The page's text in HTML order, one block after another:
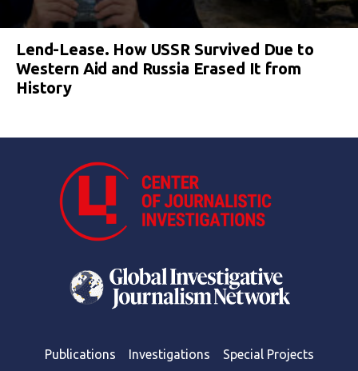
Lend-Lease. How USSR Survived Due to
Western Aid and Russia Erased It from
History
Publications Investigations Special Projects